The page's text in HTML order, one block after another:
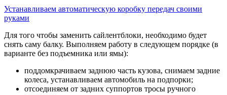
Устанавливаем автоматическую коробку передач своими
руками
Для того чтобы заменить сайлентблоки, необходимо будет
снять саму балку. Выполняем работу в следующем порядке (в
варианте без подъемника или ямы):
поддомкрачиваем заднюю часть кузова, снимаем задние
колеса, устанавливаем автомобиль на подпорки;
отсоединяем от задних суппортов тросы ручного